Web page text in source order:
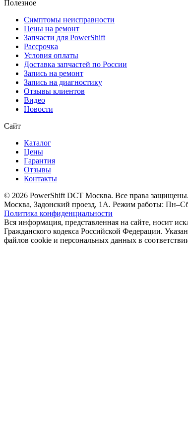
Полезное
Симптомы неисправности
Цены на ремонт
Запчасти для PowerShift
Рассрочка
Условия оплаты
Доставка запчастей по России
Запись на ремонт
Запись на диагностику
Отзывы клиентов
Видео
Новости
Сайт
Каталог
Цены
Гарантия
Отзывы
Контакты
© 2026 PowerShift DCT Москва. Все права защищены.
Москва, Задонский проезд, 1А. Режим работы:
Политика конфиденциальности
Вся информация, представленная на сайте, носит
Гражданского кодекса Российской Федерации.
файлов cookie и персональных данных в